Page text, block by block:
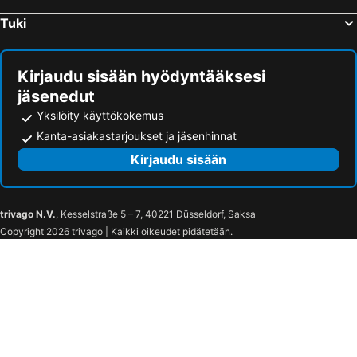
Tuki
Kirjaudu sisään hyödyntääksesi
jäsenedut
Yksilöity käyttökokemus
Kanta-asiakastarjoukset ja jäsenhinnat
Kirjaudu sisään
trivago N.V., Kesselstraße 5 – 7, 40221 Düsseldorf, Saksa
Copyright 2026 trivago | Kaikki oikeudet pidätetään.